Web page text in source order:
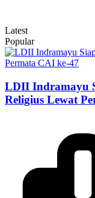
Latest
Popular
LDII Indramayu
Religius Lewat